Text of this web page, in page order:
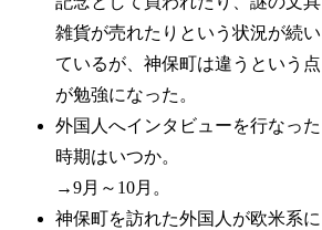
雑貨が売れたりという状況が続い
ているが、神保町は違うという点
が勉強になった。
外国人へインタビューを行なった
時期はいつか。
→9月～10月。
神保町を訪れた外国人が欧米系に